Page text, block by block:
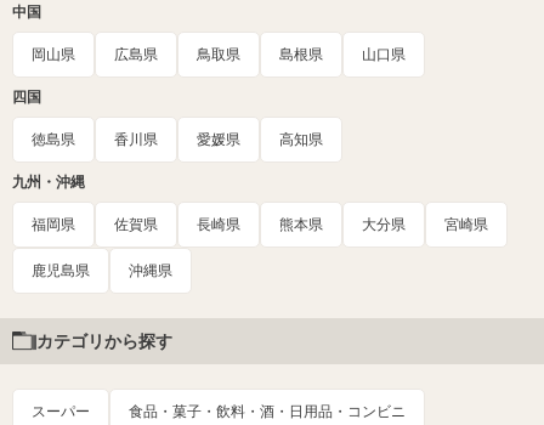
中国
岡山県 広島県 鳥取県 島根県 山口県
四国
徳島県 香川県 愛媛県 高知県
九州・沖縄
福岡県 佐賀県 長崎県 熊本県 大分県 宮崎県
鹿児島県 沖縄県
カテゴリから探す
スーパー 食品・菓子・飲料・酒・日用品・コンビニ